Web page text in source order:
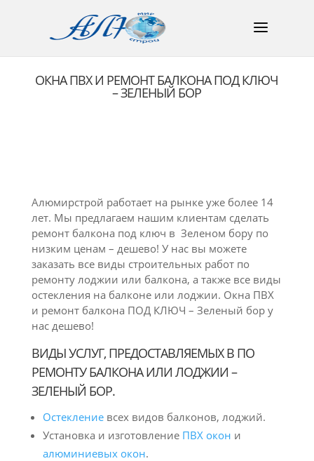
ОКНА ПВХ И РЕМОНТ БАЛКОНА ПОД КЛЮЧ
– ЗЕЛЕНЫЙ БОР
Алюмирстрой работает на рынке уже более 14
лет. Мы предлагаем нашим клиентам сделать
ремонт балкона под ключ в Зеленом бору по
низким ценам – дешево! У нас вы можете
заказать все виды строительных работ по
ремонту лоджии или балкона, а также все виды
остекления на балконе или лоджии. Окна ПВХ
и ремонт балкона ПОД КЛЮЧ – Зеленый бор у
нас дешево!
ВИДЫ УСЛУГ, ПРЕДОСТАВЛЯЕМЫХ В ПО
РЕМОНТУ БАЛКОНА ИЛИ ЛОДЖИИ –
ЗЕЛЕНЫЙ БОР.
Остеклениевсех видов балконов, лоджий.
Установка и изготовление ПВХ окон и
алюминиевых окон.